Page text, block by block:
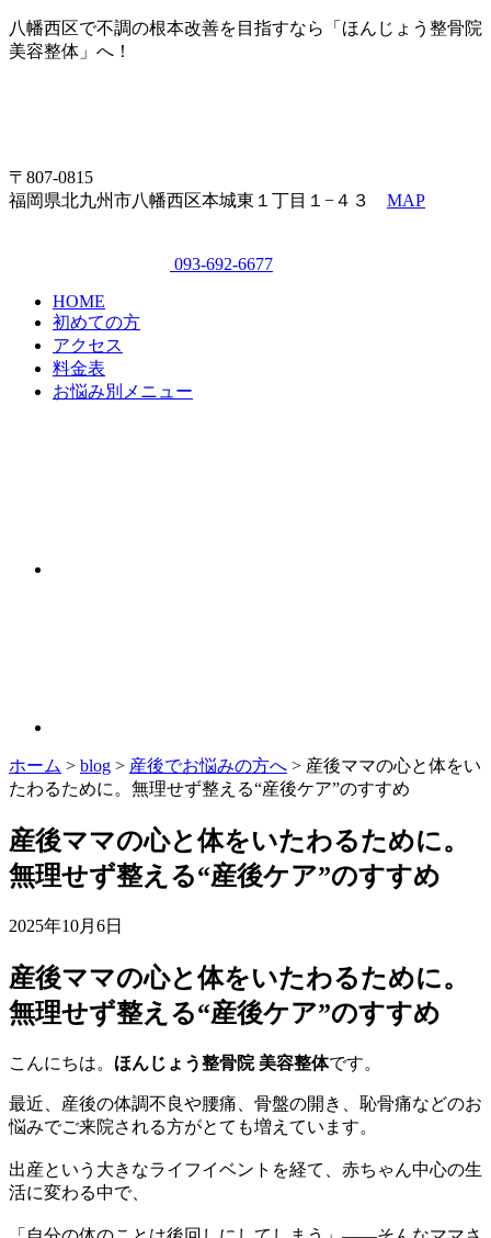
八幡西区で不調の根本改善を目指すなら「ほんじょう整骨院
美容整体」へ！
〒807-0815
福岡県北九州市八幡西区本城東１丁目１−４３ MAP
093-692-6677
HOME
初めての方
アクセス
料金表
お悩み別メニュー
ホーム > blog > 産後でお悩みの方へ > 産後ママの心と体をい
たわるために。無理せず整える“産後ケア”のすすめ
産後ママの心と体をいたわるために。
無理せず整える“産後ケア”のすすめ
2025年10月6日
産後ママの心と体をいたわるために。
無理せず整える“産後ケア”のすすめ
こんにちは。 ほんじょう整骨院 美容整体です。
最近、産後の体調不良や腰痛、骨盤の開き、恥骨痛などのお
悩みでご来院される方がとても増えています。
出産という大きなライフイベントを経て、赤ちゃん中心の生
活に変わる中で、